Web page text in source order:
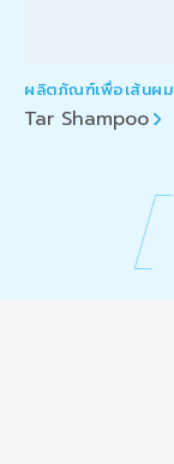
ผลิตภัณฑ์เพื่อเส้นผม
Tar Shampoo